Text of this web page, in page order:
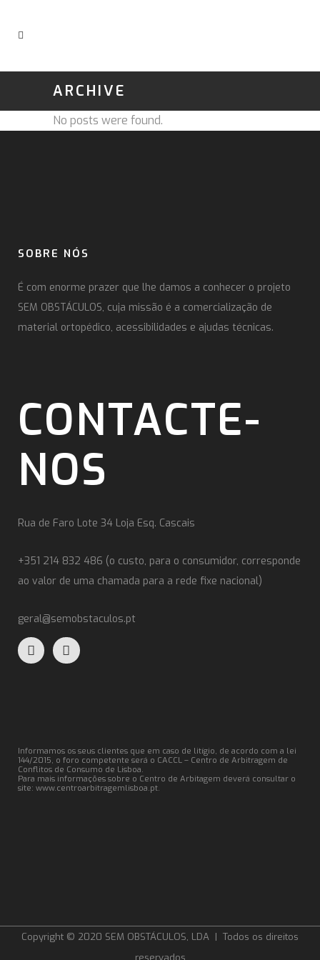
ARCHIVE
No posts were found.
SOBRE NÓS
É com enorme prazer que lhe damos a conhecer o projeto
SEM OBSTÁCULOS, cuja missão é a comercialização de
material ortopédico, acessibilidades e ajudas técnicas.
CONTACTE-
NOS
Rua de Faro Lote 34 Loja Esq. Cascais
+351 214 832 486 (o custo, para o consumidor, corresponde
ao valor de uma chamada para a rede fixe nacional)
geral@semobstaculos.pt
Informamos os seus clientes que em caso de litígio, de acordo com a lei
144/2015, o foro competente será o CACCL – Centro de Arbitragem de
Conflitos de Consumo de Lisboa.
Para mais informações sobre o Centro de Arbitagem deverá consultar o
site: www.centroarbitragemlisboa.pt.
Copyright © 2020 SEM OBSTÁCULOS, LDA | Todos os direitos